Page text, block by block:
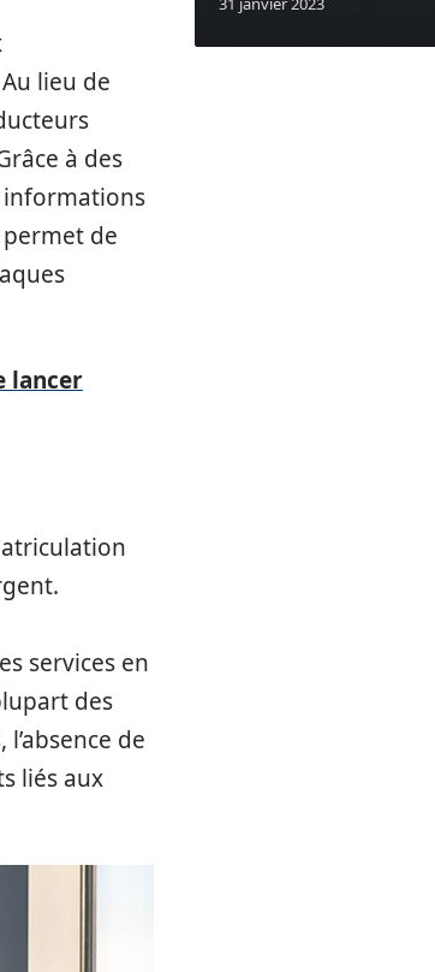
lieu de
à des
informations
de
lancer
services en
des
de
liés aux